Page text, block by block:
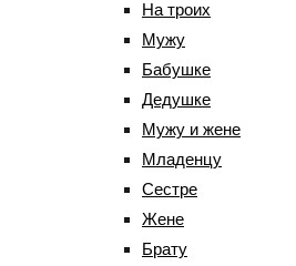
На троих
Мужу
Бабушке
Дедушке
Мужу и жене
Младенцу
Сестре
Жене
Брату